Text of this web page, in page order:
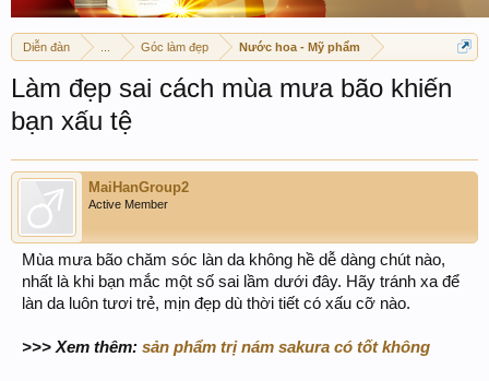
Diễn đàn Góc làm đẹp Nước hoa - Mỹ phẩm
Làm đẹp sai cách mùa mưa bão khiến
bạn xấu tệ
MaiHanGroup2
Active Member
Mùa mưa bão chăm sóc làn da không hề dễ dàng chút nào,
nhất là khi bạn mắc một số sai lầm dưới đây. Hãy tránh xa để
làn da luôn tươi trẻ, mịn đẹp dù thời tiết có xấu cỡ nào.
>>> Xem thêm: sản phẩm trị nám sakura có tốt không